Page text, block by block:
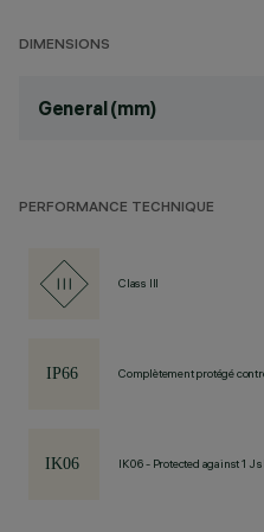
DIMENSIONS
General (mm)
PERFORMANCE TECHNIQUE
Class III
Complètement protégé
IK06 - Protected against 1 J